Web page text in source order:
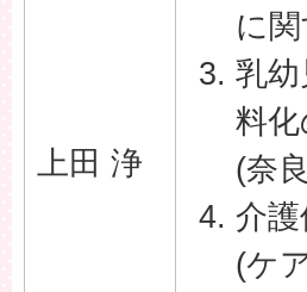
上田 浄
に
乳
料
(奈
介
(ケ